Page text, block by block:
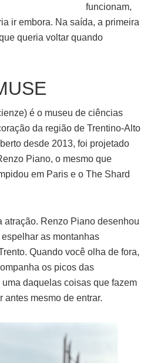
funcionam,
ir embora. Na saída, a primeira
queria voltar quando
é o museu de ciências
da região de Trentino-Alto
desde 2013, foi projetado
Piano, o mesmo que
em Paris e o The Shard
atração. Renzo Piano desenhou
as montanhas
Quando você olha de fora,
os picos das
daquelas coisas que fazem
antes mesmo de entrar.